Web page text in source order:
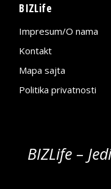
BIZLife
Impresum/O nama
Kontakt
Mapa sajta
Politika privatnosti
BIZLife –